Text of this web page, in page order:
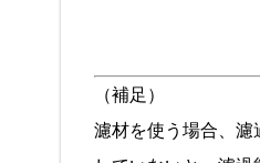
（補足）
濾材を使う場合、濾